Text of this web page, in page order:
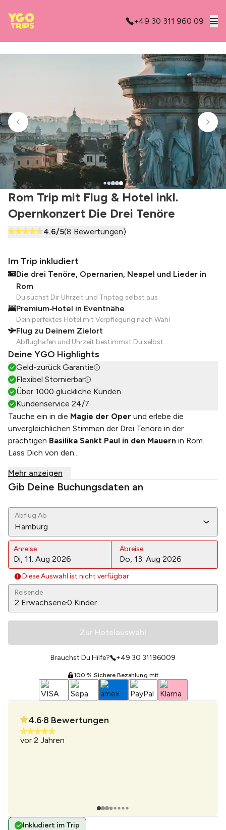
+49 30 311 960 09
Rom Trip mit Flug & Hotel inkl.
Opernkonzert Die Drei Tenöre
4.6/5(8 Bewertungen)
Im Trip inkludiert
Die drei Tenöre, Opernarien, Neapel und Lieder in
Rom
Du suchst Dir Uhrzeit und Triptag selbst aus
Premium‑Hotel in Eventnähe
Dein perfektes Hotel mit Verpflegung nach Wahl
Flug zu Deinem Zielort
Abflughafen und Uhrzeit bestimmst Du selbst
Deine YGO Highlights
Geld-zurück Garantie
Flexibel Stornierbar
Über 1000 glückliche Kunden
Kundenservice 24/7
Tauche ein in die Magie der Oper und erlebe die
unvergleichlichen Stimmen der Drei Tenöre in der
prächtigen Basilika Sankt Paul in den Mauern in Rom.
Lass Dich von den...
Mehr anzeigen
Gib Deine Buchungsdaten an
Abflug Ab
Hamburg
Anreise Abreise
Diese Auswahl ist nicht verfügbar
Reisende
2 Erwachsene0 Kinder
Zur Hotelauswahl
Brauchst Du Hilfe? +49 30 31196009
100 % Sichere Bezahlung mit
4.6• 8 Bewertungen
vor 2 Jahren
Inkludiert im Trip